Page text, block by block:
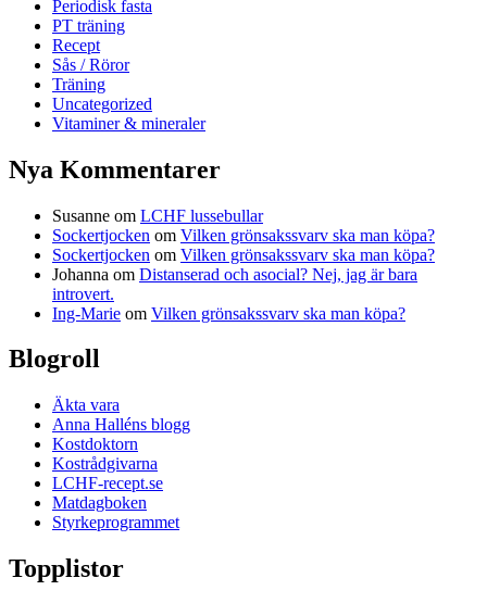
Periodisk fasta
PT träning
Recept
Sås / Röror
Träning
Uncategorized
Vitaminer & mineraler
Nya Kommentarer
Susanne om LCHF lussebullar
Sockertjocken om Vilken grönsakssvarv ska man köpa?
Sockertjocken om Vilken grönsakssvarv ska man köpa?
Johanna om Distanserad och asocial? Nej, jag är bara
introvert.
Ing-Marie om Vilken grönsakssvarv ska man köpa?
Blogroll
Äkta vara
Anna Halléns blogg
Kostdoktorn
Kostrådgivarna
LCHF-recept.se
Matdagboken
Styrkeprogrammet
Topplistor